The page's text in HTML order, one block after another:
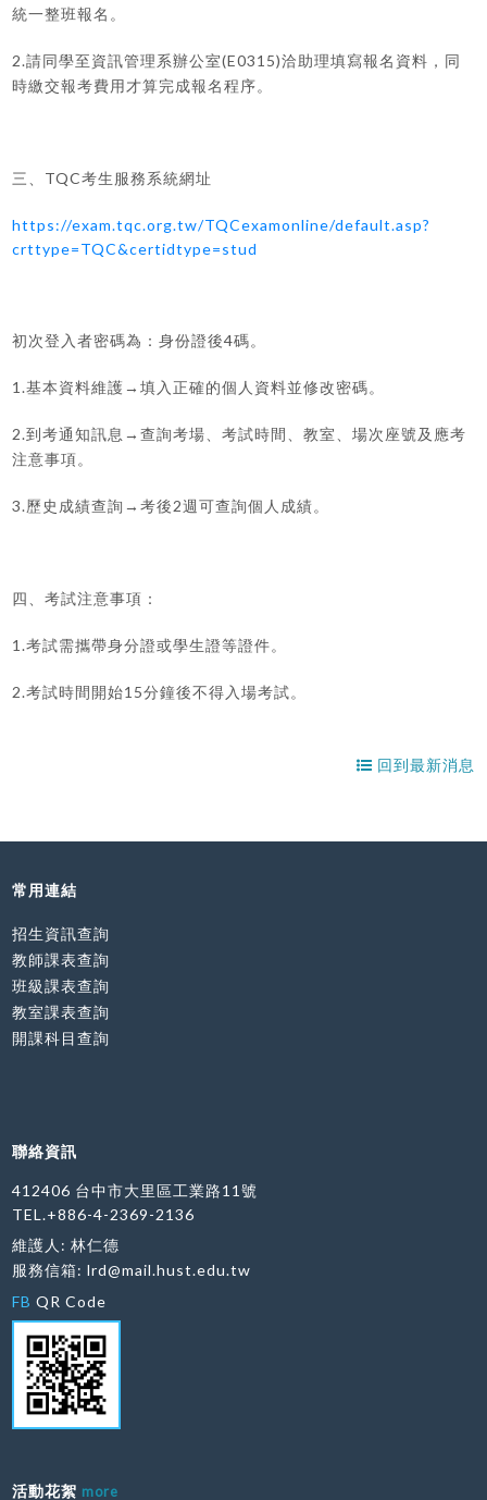
統一整班報名。
2.請同學至資訊管理系辦公室(E0315)洽助理填寫報名資料，同
時繳交報考費用才算完成報名程序。
三、 TQC考生服務系統網址
https://exam.tqc.org.tw/TQCexamonline/default.asp?
crttype=TQC&certidtype=stud
初次登入者密碼為：身份證後4碼。
1.基本資料維護→填入正確的個人資料並修改密碼。
2.到考通知訊息→查詢考場、考試時間、教室、場次座號及應考
注意事項。
3.歷史成績查詢→考後2週可查詢個人成績。
四、考試注意事項：
1.考試需攜帶身分證或學生證等證件。
2.考試時間開始15分鐘後不得入場考試。
回到最新消息
常用連結
招生資訊查詢
教師課表查詢
班級課表查詢
教室課表查詢
開課科目查詢
聯絡資訊
412406 台中市大里區工業路11號
TEL.+886-4-2369-2136
維護人: 林仁德
服務信箱:lrd@mail.hust.edu.tw
FB QR Code
活動花絮 more